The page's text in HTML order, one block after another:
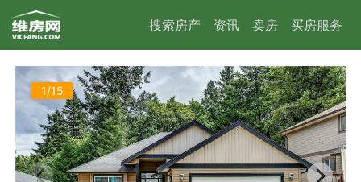
搜索房产 资讯 卖房 买房服务
1/15